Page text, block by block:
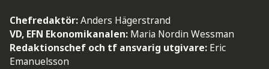
Chefredaktör:Anders Hägerstrand
VD, EFN Ekonomikanalen: Maria Nordin Wessman
Redaktionschef och tf ansvarig utgivare: Eric
Emanuelsson